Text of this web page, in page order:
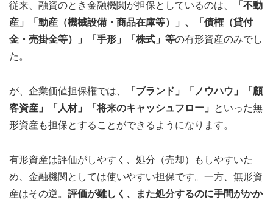
従来、融資のとき金融機関が担保としているのは、
「不動
産」「動産（機械設備・商品在庫等）」、「債権（貸付
金・売掛金等）」「手形」「株式」等の有形資産のみでし
た。
が、企業価値担保権では、
「ブランド」「ノウハウ」「顧
客資産」「人材」「将来のキャッシュフロー」
といった無
形資産も担保とすることができるようになります。
有形資産は評価がしやすく、処分（売却）もしやすいた
め、金融機関としては使いやすい担保です。一方、無形資
産はその逆。 評価が難しく、また処分するのに手間がかか